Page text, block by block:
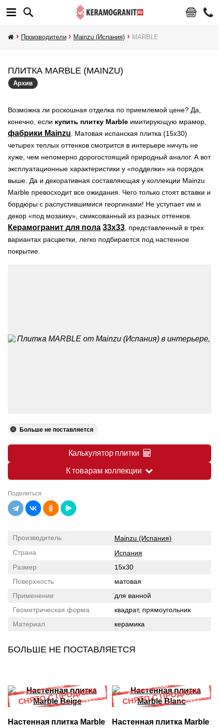
Производители Mainzu (Испания) MARBLE
ПЛИТКА MARBLE (MAINZU)
Архив
Возможна ли роскошная отделка по приемлемой цене? Да,
конечно, если купить плитку Marble имитирующую мрамор,
фабрики Mainzu . Матовая испанская плитка (15х30)
четырех теплых оттенков смотрится в интерьере ничуть не
хуже, чем непомерно дорогостоящий природный аналог. А вот
эксплуатационные характеристики у «подделки» на порядок
выше. Да и декоративная составляющая у коллекции Mainzu
Marble превосходит все ожидания. Чего только стоят вставки и
бордюры с распустившимися георгинами! Не уступает им и
декор «под мозаику», смиксованный из разных оттенков.
Керамогранит для пола 33х33 , представленный в трех
вариантах расцветки, легко подбирается под настенное
покрытие.
Больше не поставляется
Калькулятор плитки
К товарам коллекции
Поделиться
Производитель
Mainzu (Испания)
Страна
Испания
Размер
15x30
Поверхность
матовая
Применение
для ванной
Геометрическая форма
квадрат, прямоугольник
Материал
керамика
БОЛЬШЕ НЕ ПОСТАВЛЯЕТСЯ
Настенная плитка Marble
Настенная плитка Marble